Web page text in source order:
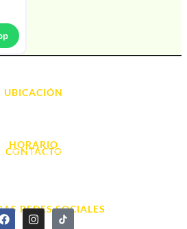
UBICACIÓN
HORARIO
S. 10:00h a 22:00h
CONTACTO
REDES SOCIALES